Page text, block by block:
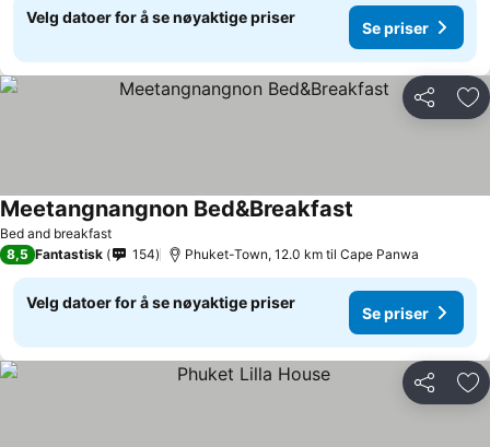
Velg datoer for å se nøyaktige priser
Se priser
Del
Bed and breakfast
Meetangnangnon Bed&Breakfast
8,5 Fantastisk 154 Phuket-Town, 12.0 km til Cape Panwa
Velg datoer for å se nøyaktige priser
Se priser
Del